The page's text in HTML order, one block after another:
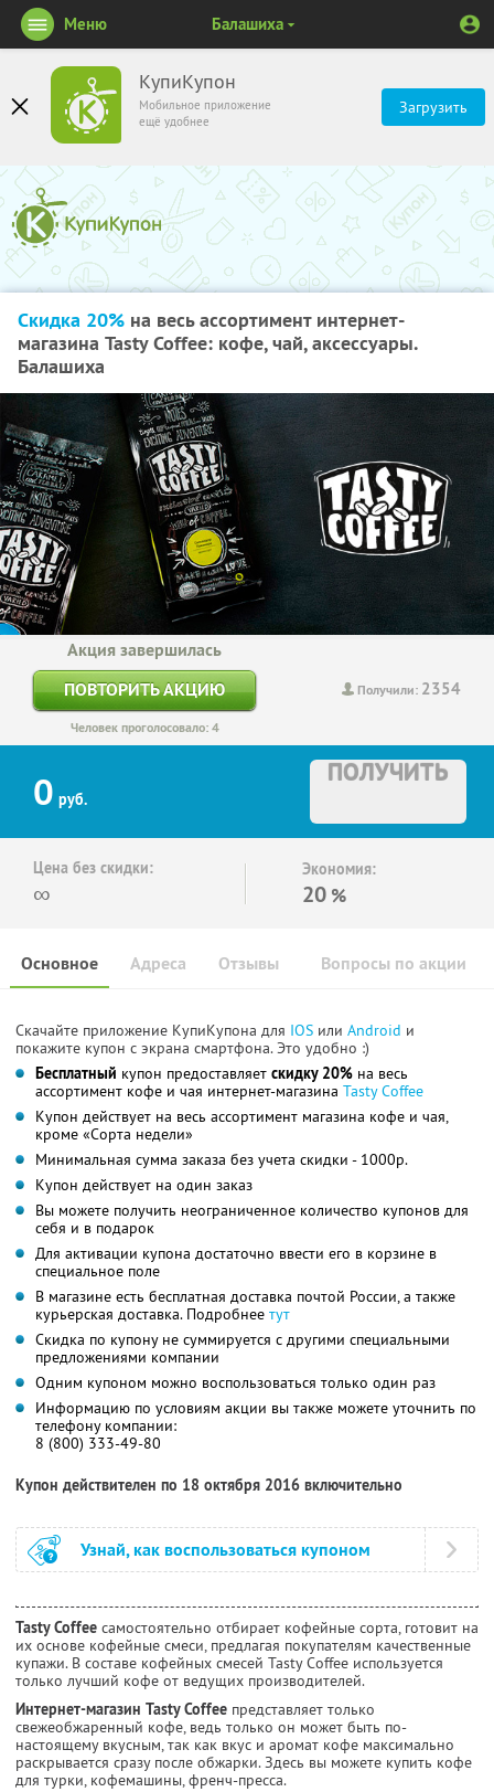
КупиКупон
Мобильное приложение
ещё удобнее
Загрузить
Меню Балашиха
Скидка 20% на весь ассортимент интернет-
магазина Tasty Coffee: кофе, чай, аксессуары.
Балашиха
Получили: 2354
Акция завершилась
ПОВТОРИТЬ АКЦИЮ
Человек проголосовало: 4
0 руб.
ПОЛУЧИТЬ
Цена без скидки:
∞
Экономия:
20 %
Основное Отзывы Вопросы по акции
Адреса
Скачайте приложение КупиКупона для IOS или Android и
покажите купон с экрана смартфона. Это удобно :)
Бесплатный купон предоставляет скидку 20% на весь
ассортимент кофе и чая интернет-магазина Tasty Coffee
Купон действует на весь ассортимент магазина кофе и чая,
кроме «Сорта недели»
Минимальная сумма заказа без учета скидки - 1000р.
Купон действует на один заказ
Вы можете получить неограниченное количество купонов для
себя и в подарок
Для активации купона достаточно ввести его в корзине в
специальное поле
В магазине есть бесплатная доставка почтой России, а также
курьерская доставка. Подробнее тут
Скидка по купону не суммируется с другими специальными
предложениями компании
Одним купоном можно воспользоваться только один раз
Информацию по условиям акции вы также можете уточнить по
телефону компании:
8 (800) 333-49-80
Купон действителен по 18 октября 2016 включительно
Узнай, как воспользоваться купоном
Tasty Coffee самостоятельно отбирает кофейные сорта, готовит на
их основе кофейные смеси, предлагая покупателям качественные
купажи. В составе кофейных смесей Tasty Coffee используется
только лучший кофе от ведущих производителей.
Интернет-магазин Tasty Coffee представляет только
свежеобжаренный кофе, ведь только он может быть по-
настоящему вкусным, так как вкус и аромат кофе максимально
раскрывается сразу после обжарки. Здесь вы можете купить кофе
для турки, кофемашины, френч-пресса.